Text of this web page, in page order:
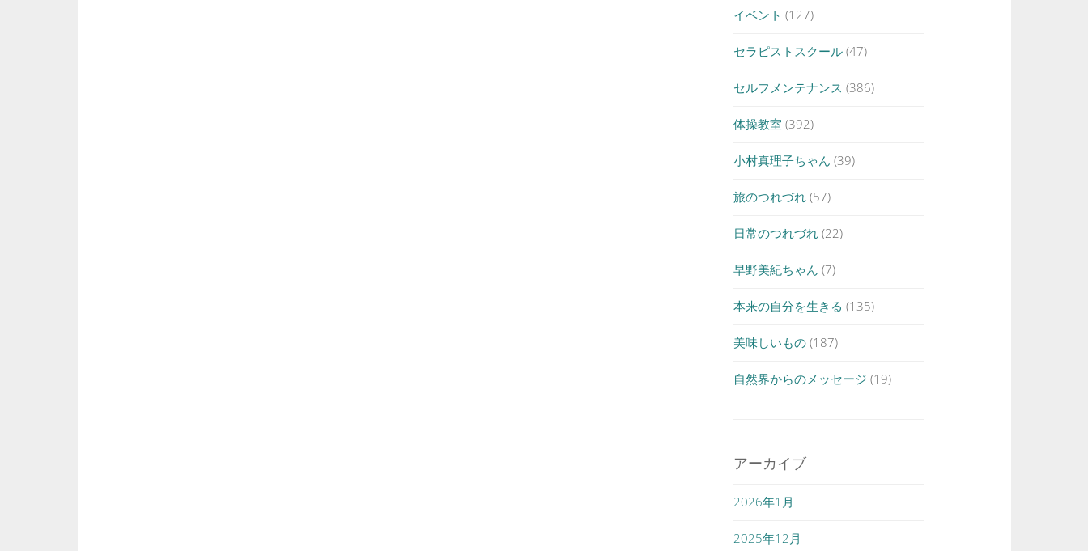
イベント (127)
セラピストスクール (47)
セルフメンテナンス (386)
体操教室 (392)
小村真理子ちゃん (39)
旅のつれづれ (57)
日常のつれづれ (22)
早野美紀ちゃん (7)
本来の自分を生きる (135)
美味しいもの (187)
自然界からのメッセージ (19)
アーカイブ
2026年1月
2025年12月